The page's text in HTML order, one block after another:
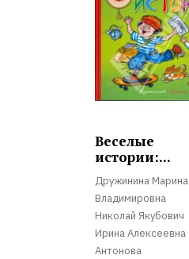
Веселые
истории:...
Дружинина Марина
Владимировна
Николай Якубович
Ирина Алексеевна
Антонова